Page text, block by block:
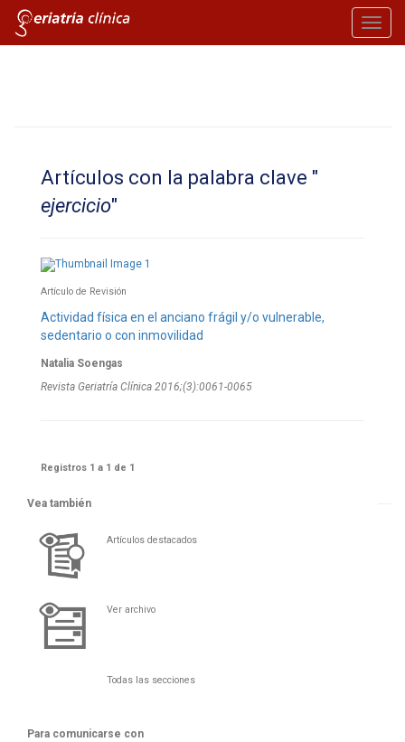
Artículos con la palabra clave "
ejercicio"
Artículo de Revisión
Actividad física en el anciano frágil y/o vulnerable,
sedentario o con inmovilidad
Natalia Soengas
Revista Geriatría Clí­nica 2016;(3):0061-0065
Registros 1 a 1 de 1
Vea también
Artículos destacados
Ver archivo
Todas las secciones
Para comunicarse con